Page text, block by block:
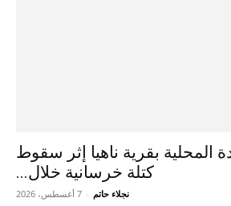
المحلية بقرية ناهيا إثر سقوط
كتلة خرسانية خلال...
نجلاء حاتم - 7 أغسطس، 2026